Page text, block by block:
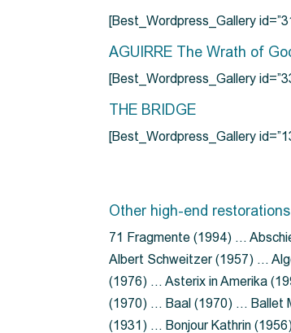
[Best_Wordpress_Gallery
AGUIRRE The Wrath of
[Best_Wordpress_Gallery
THE BRIDGE
[Best_Wordpress_Gallery
Other high-end
71 Fragmente (1994) …
Albert Schweitzer (1957) …
(1976) … Asterix in Amerika
(1970) … Baal (1970) … Ballet
(1931) … Bonjour Kathrin